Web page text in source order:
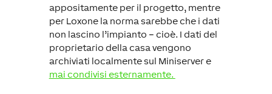
appositamente per il progetto, mentre
per Loxone la norma sarebbe che i dati
non lascino l’impianto – cioè. I dati del
proprietario della casa vengono
archiviati localmente sul Miniserver e
mai condivisi esternamente.